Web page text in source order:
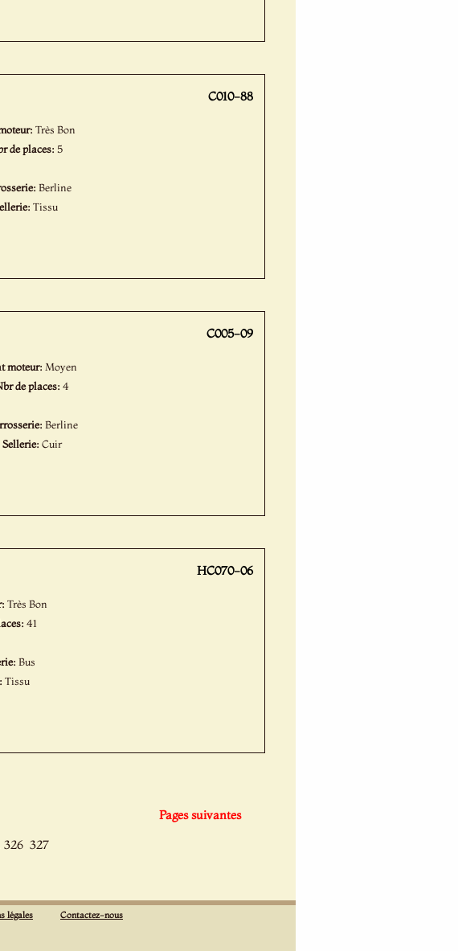
C010-88
Très Bon
de places: 5
Berline
Tissu
C005-09
moteur: Moyen
de places: 4
Berline
Sellerie: Cuir
HC070-06
Très Bon
41
Bus
Tissu
Pages suivantes
326 327
légales Contactez-nous